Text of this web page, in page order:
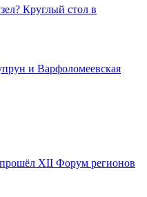
Круглый стол в
и Варфоломеевская
XII Форум регионов